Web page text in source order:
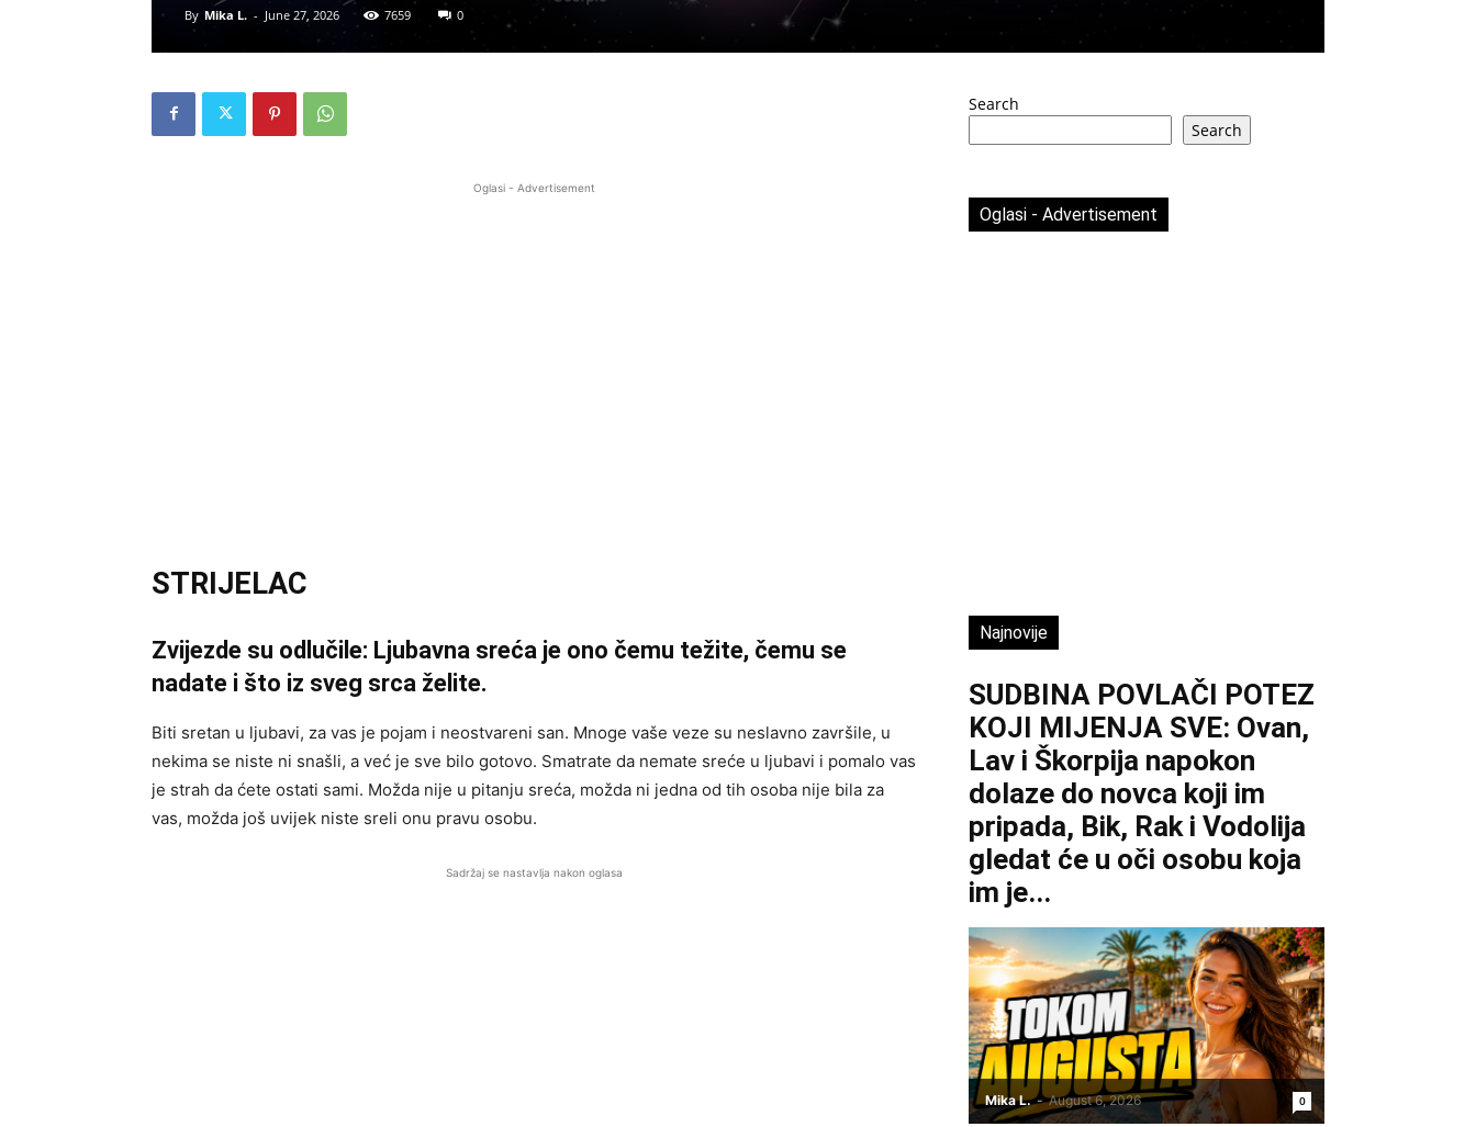
By Mika L. - June 27, 2026 7659 0
Oglasi - Advertisement
STRIJELAC
Zvijezde su odlučile: Ljubavna sreća je ono čemu težite, čemu se
nadate i što iz sveg srca želite.
Biti sretan u ljubavi, za vas je pojam i neostvareni san. Mnoge vaše veze su neslavno završile, u
nekima se niste ni snašli, a već je sve bilo gotovo. Smatrate da nemate sreće u ljubavi i pomalo vas
je strah da ćete ostati sami. Možda nije u pitanju sreća, možda ni jedna od tih osoba nije bila za
vas, možda još uvijek niste sreli onu pravu osobu.
Sadržaj se nastavlja nakon oglasa
Search
Search
Oglasi - Advertisement
Najnovije
SUDBINA POVLAČI POTEZ
KOJI MIJENJA SVE: Ovan,
Lav i Škorpija napokon
dolaze do novca koji im
pripada, Bik, Rak i Vodolija
gledat će u oči osobu koja
im je...
Mika L. - August 6, 2026 0